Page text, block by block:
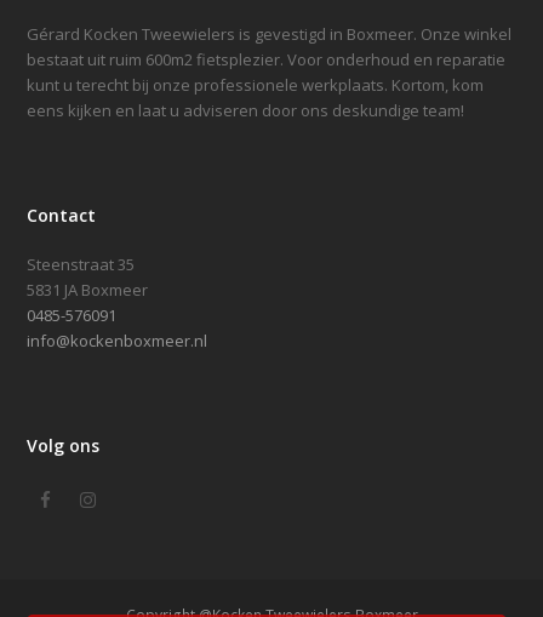
Gérard Kocken Tweewielers is gevestigd in Boxmeer. Onze winkel
bestaat uit ruim 600m2 fietsplezier. Voor onderhoud en reparatie
kunt u terecht bij onze professionele werkplaats. Kortom, kom
eens kijken en laat u adviseren door ons deskundige team!
Contact
Steenstraat 35
5831 JA Boxmeer
0485-576091
info@kockenboxmeer.nl
Volg ons
FacebookInstagram